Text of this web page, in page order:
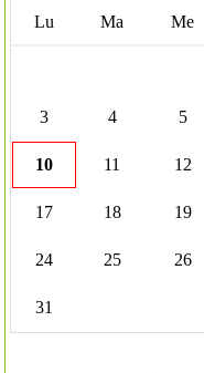
Lu Ma Me
3 4 5
10 11 12
17 18 19
24 25 26
31